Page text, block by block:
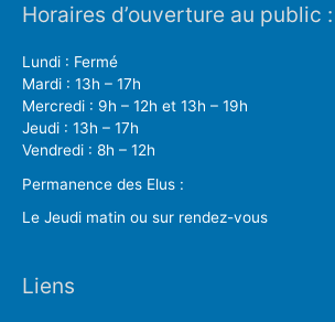
Horaires d’ouverture au public :
Lundi : Fermé
Mardi : 13h – 17h
Mercredi : 9h – 12h et 13h – 19h
Jeudi : 13h – 17h
Vendredi : 8h – 12h
Permanence des Elus :
Le Jeudi matin ou sur rendez-vous
Liens